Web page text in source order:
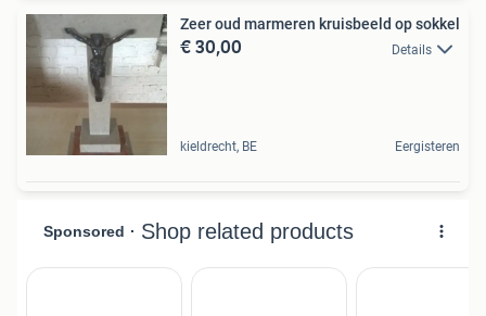
Zeer oud marmeren kruisbeeld op sokkel
€ 30,00 Details
kieldrecht, BE Eergisteren